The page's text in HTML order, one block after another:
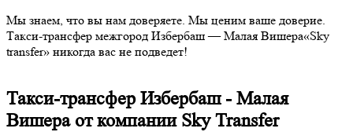
Мы знаем, что вы нам доверяете. Мы ценим ваше доверие.
Такси-трансфер межгород Избербаш — Малая Вишера«Sky
transfer» никогда вас не подведет!
Такси-трансфер Избербаш - Малая
Вишера от компании Sky Transfer